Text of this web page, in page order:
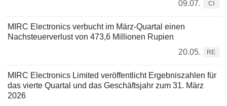
09.07.
CI
MIRC Electronics verbucht im März-Quartal einen
Nachsteuerverlust von 473,6 Millionen Rupien
20.05.
RE
MIRC Electronics Limited veröffentlicht Ergebniszahlen für
das vierte Quartal und das Geschäftsjahr zum 31. März
2026